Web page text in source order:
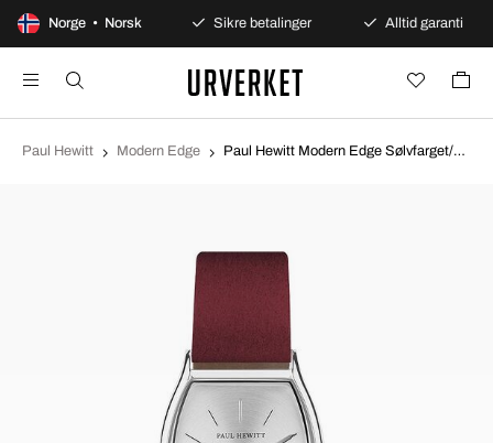
Norge • Norsk
dagers åpent kjøp Sikre betalinger Alltid garanti
Paul Hewitt Modern Edge Paul Hewitt Modern Edge Sølvfarget/Lær Ø28 mm PH004551